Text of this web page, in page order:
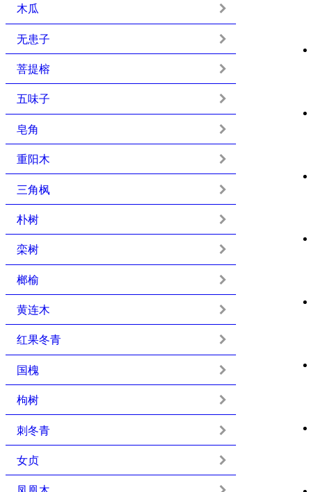
木瓜
无患子
菩提榕
五味子
皂角
重阳木
三角枫
朴树
栾树
榔榆
黄连木
红果冬青
国槐
枸树
刺冬青
女贞